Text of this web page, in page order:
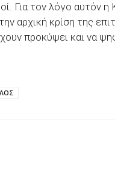
Για τον λόγο αυτόν
αρχική κρίση της
προκύψει και να